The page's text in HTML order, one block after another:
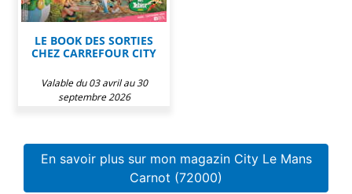
LE BOOK DES SORTIES
CHEZ CARREFOUR CITY
Valable du 03 avril au 30
septembre 2026
En savoir plus sur mon magazin City Le Mans
Carnot (72000)